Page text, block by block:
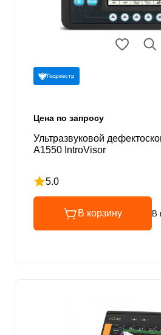
Госреестр
Цена по запросу
Ультразвуковой
А1550 IntroVisor
5.0
Рейтинг 5 из 5
В корзину В